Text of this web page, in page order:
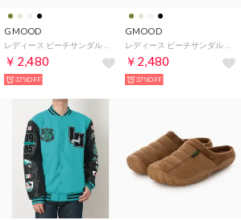
GMOOD
￥2,480
37%OFF
GMOOD
￥2,480
37%OFF